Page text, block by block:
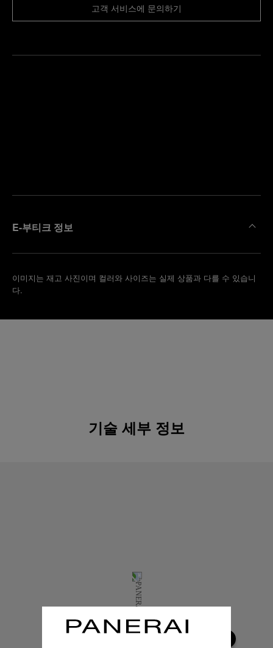
고객 서비스에 문의하기
E-부티크 정보
이미지는 재고 사진이며 컬러와 사이즈는 실제 상품과 다를 수 있습니
다.
기술 세부 정보